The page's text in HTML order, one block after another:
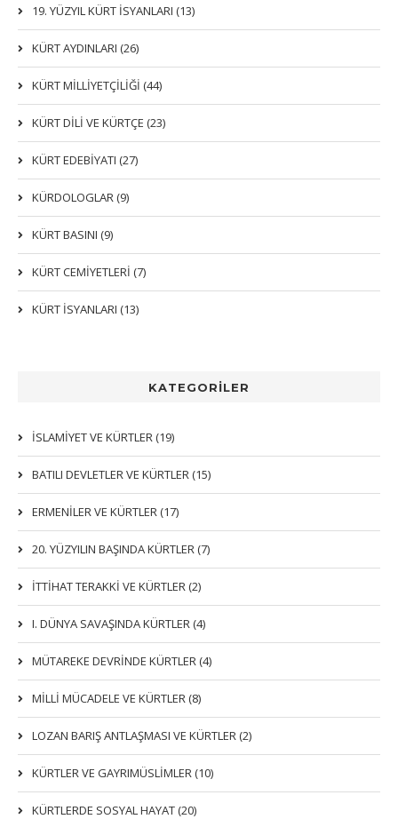
KATEGORİLER
İSLAMIYET VE KÜRTLER (19)
BATILI DEVLETLER VE KÜRTLER (15)
ERMENİLER VE KÜRTLER (17)
20. YÜZYILIN BAŞINDA KÜRTLER (7)
İTTIHAT TERAKKI VE KÜRTLER (2)
I. DÜNYA SAVAŞINDA KÜRTLER (4)
MÜTAREKE DEVRİNDE KÜRTLER (4)
MİLLİ MÜCADELE VE KÜRTLER (8)
LOZAN BARIŞ ANTLAŞMASI VE KÜRTLER (2)
KÜRTLER VE GAYRIMÜSLIMLER (10)
KÜRTLERDE SOSYAL HAYAT (20)
19. YÜZYIL KÜRT İSYANLARI (13)
KÜRT AYDINLARI (26)
KÜRT MİLLİYETÇİLİĞİ (44)
KÜRT DİLİ VE KÜRTÇE (23)
KÜRT EDEBİYATI (27)
KÜRDOLOGLAR (9)
KÜRT BASINI (9)
KÜRT CEMİYETLERİ (7)
KÜRT İSYANLARI (13)